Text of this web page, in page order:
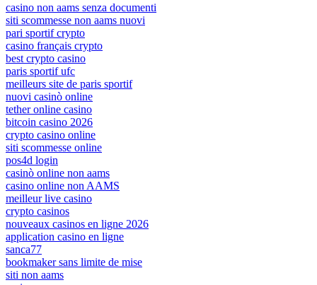
casino non aams senza documenti
siti scommesse non aams nuovi
pari sportif crypto
casino français crypto
best crypto casino
paris sportif ufc
meilleurs site de paris sportif
nuovi casinò online
tether online casino
bitcoin casino 2026
crypto casino online
siti scommesse online
pos4d login
casinò online non aams
casino online non AAMS
meilleur live casino
crypto casinos
nouveaux casinos en ligne 2026
application casino en ligne
sanca77
bookmaker sans limite de mise
siti non aams